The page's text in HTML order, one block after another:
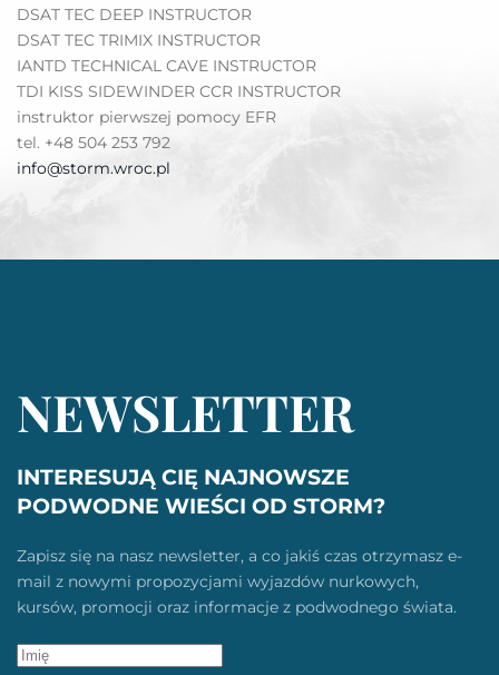
DSAT TEC DEEP INSTRUCTOR
DSAT TEC TRIMIX INSTRUCTOR
IANTD TECHNICAL CAVE INSTRUCTOR
TDI KISS SIDEWINDER CCR INSTRUCTOR
instruktor pierwszej pomocy EFR
tel. +48 504 253 792
info@storm.wroc.pl
NEWSLETTER
INTERESUJĄ CIĘ NAJNOWSZE
PODWODNE WIEŚCI OD STORM?
Zapisz się na nasz newsletter, a co jakiś czas otrzymasz e-
mail z nowymi propozycjami wyjazdów nurkowych,
kursów, promocji oraz informacje z podwodnego świata.